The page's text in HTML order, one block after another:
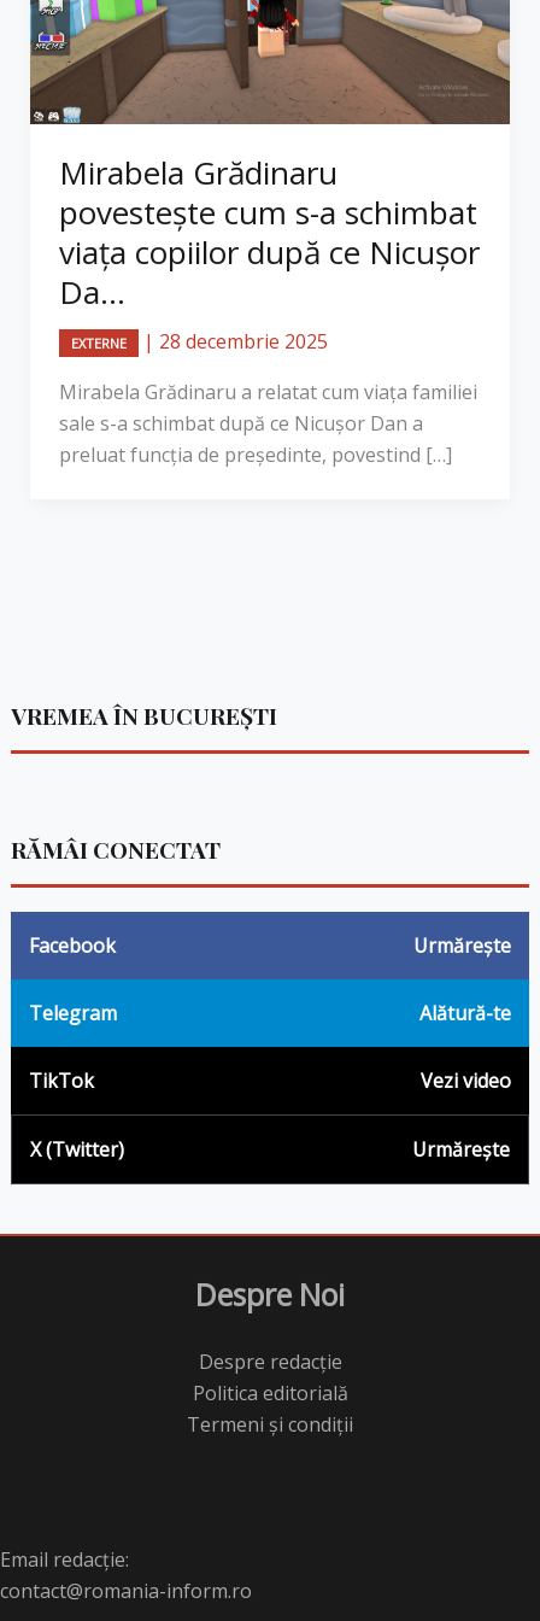
Mirabela Grădinaru
povestește cum s-a schimbat
viața copiilor după ce Nicușor
Da...
EXTERNE | 28 decembrie 2025
Mirabela Grădinaru a relatat cum viața familiei
sale s-a schimbat după ce Nicușor Dan a
preluat funcția de președinte, povestind […]
VREMEA ÎN BUCUREȘTI
RĂMÂI CONECTAT
Facebook Urmărește
Telegram Alătură-te
TikTok Vezi video
X (Twitter) Urmărește
Despre Noi
Despre redacție
Politica editorială
Termeni și condiții
Email redacție:
contact@romania-inform.ro